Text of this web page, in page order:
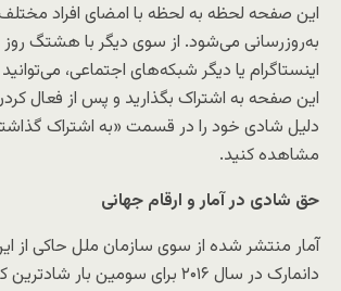
این صفحه لحظه به لحظه با امضای افراد
به‌روز‌رسانی می‌شود. از سوی دیگر با هشتگ
اینستاگرام یا دیگر شبکه‌های اجتماعی،
این صفحه به اشتراک بگذارید و پس از فعال
دلیل شادی خود را در قسمت «به اشتراک
مشاهده کنید.
حق شادی در آمار و ارقام جهانی
آمار منتشر شده از سوی سازمان ملل حاکی از
دانمارک در سال ۲۰۱۶ برای سومین بار